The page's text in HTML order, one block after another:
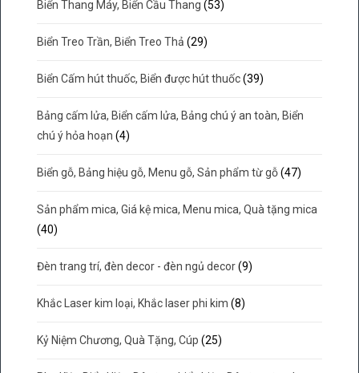
Biển Thang Máy, Biển Cầu Thang (53)
Biển Treo Trần, Biển Treo Thả (29)
Biển Cấm hút thuốc, Biển được hút thuốc (39)
Bảng cấm lửa, Biển cấm lửa, Bảng chú ý an toàn, Biển
chú ý hỏa hoạn (4)
Biển gỗ, Bảng hiệu gỗ, Menu gỗ, Sản phẩm từ gỗ (47)
Sản phẩm mica, Giá kệ mica, Menu mica, Quà tặng mica
(40)
Đèn trang trí, đèn decor - đèn ngủ decor (9)
Khắc Laser kim loại, Khắc laser phi kim (8)
Kỷ Niệm Chương, Quà Tặng, Cúp (25)